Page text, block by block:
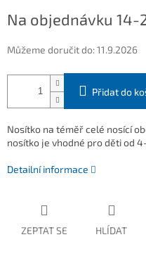
cena:
Na objednávku 14-
Můžeme doručit do:11.9.2026
Přidat do
Nosítko na téměř celé nosící
nosítko je vhodné pro děti od
Detailní informace
ZEPTAT SE HLÍDAT